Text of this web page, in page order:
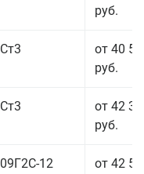
руб.
Ст3
от 40
руб.
Ст3
от 42
руб.
09Г2С-12
от 42